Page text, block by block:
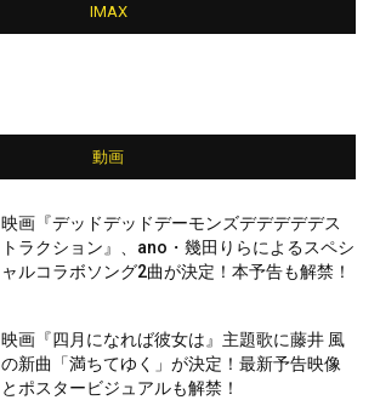
IMAX
動画
映画『デッドデッドデーモンズデデデデデス
トラクション』、ano・幾田りらによるスペシ
ャルコラボソング2曲が決定！本予告も解禁！
映画『四月になれば彼女は』主題歌に藤井 風
の新曲「満ちてゆく」が決定！最新予告映像
とポスタービジュアルも解禁！